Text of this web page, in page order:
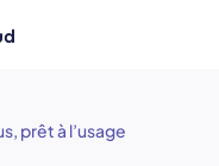
prêt à l’usage